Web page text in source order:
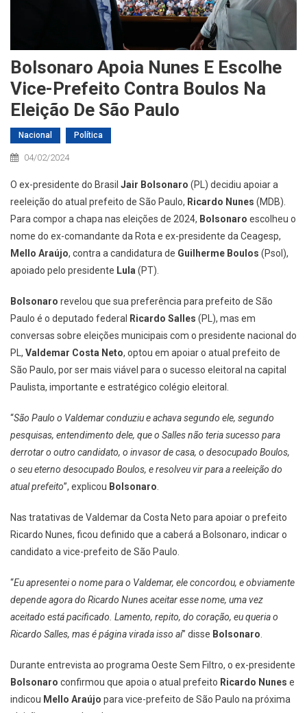
Bolsonaro Apoia Nunes E Escolhe
Vice-Prefeito Contra Boulos Na
Eleição De São Paulo
Nacional Política
04/02/2024
O ex-presidente do Brasil Jair Bolsonaro (PL) decidiu apoiar a
reeleição do atual prefeito de São Paulo, Ricardo Nunes (MDB).
Para compor a chapa nas eleições de 2024, Bolsonaro escolheu o
nome do ex-comandante da Rota e ex-presidente da Ceagesp,
Mello Araújo, contra a candidatura de Guilherme Boulos (Psol),
apoiado pelo presidente Lula (PT).
Bolsonaro revelou que sua preferência para prefeito de São
Paulo é o deputado federal
Ricardo Salles (PL), mas em
conversas sobre eleições municipais com o presidente nacional do
PL, Valdemar Costa Neto, optou em apoiar o atual prefeito de
São Paulo, por ser mais viável para o sucesso eleitoral na capital
Paulista, importante e estratégico colégio eleitoral.
“São Paulo o Valdemar conduziu e achava segundo ele, segundo
pesquisas, entendimento dele, que o Salles não teria sucesso para
derrotar o outro candidato, o invasor de casa, o desocupado Boulos,
o seu eterno desocupado Boulos, e resolveu vir para a reeleição do
atual prefeito”, explicou Bolsonaro
Nas tratativas de Valdemar da Costa Neto para apoiar o prefeito
Ricardo Nunes, ficou definido que a caberá a Bolsonaro, indicar o
candidato a vice-prefeito de São Paulo.
“Eu apresentei o nome para o Valdemar, ele concordou, e obviamente
depende agora do Ricardo Nunes aceitar esse nome, uma vez
aceitado está pacificado. Lamento, repito, do coração, eu queria o
Ricardo Salles, mas é página virada isso aí” disse Bolsonaro
Durante entrevista ao programa Oeste Sem Filtro, o ex-presidente
Bolsonaro confirmou que apoia o atual prefeito Ricardo Nunes e
indicou Mello Araújo para vice-prefeito de São Paulo na próxima